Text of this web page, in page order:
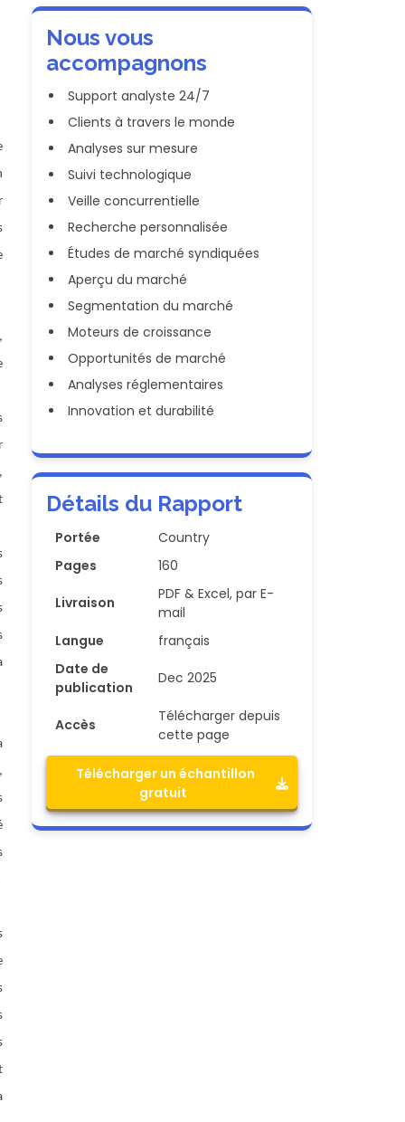
Nous vous
accompagnons
Support analyste 24/7
Clients à travers le monde
Analyses sur mesure
Suivi technologique
Veille concurrentielle
Recherche personnalisée
Études de marché syndiquées
Aperçu du marché
Segmentation du marché
Moteurs de croissance
Opportunités de marché
Analyses réglementaires
Innovation et durabilité
Détails du Rapport
Portée
Country
Pages
160
Livraison
PDF & Excel, par E-
mail
Langue
français
Date de
publication
Dec 2025
Accès
Télécharger depuis
cette page
Télécharger un échantillon
gratuit